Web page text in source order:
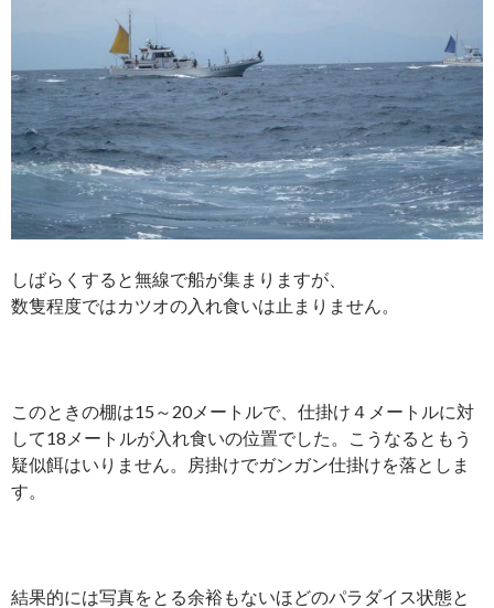
しばらくすると無線で船が集まりますが、
数隻程度ではカツオの入れ食いは止まりません。
このときの棚は15～20メートルで、仕掛け４メートルに対
して18メートルが入れ食いの位置でした。こうなるともう
疑似餌はいりません。房掛けでガンガン仕掛けを落としま
す。
結果的には写真をとる余裕もないほどのパラダイス状態と